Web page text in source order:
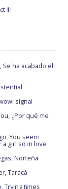
III
Se ha acabado el
signal
¿Por qué me
You seem
girl so in love
Norteña
Taracá
Trying times